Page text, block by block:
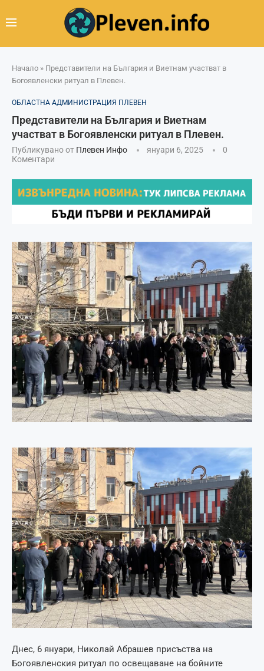
Начало » Представители на България и Виетнам участват в
Богоявленски ритуал в Плевен.
ОБЛАСТНА АДМИНИСТРАЦИЯ ПЛЕВЕН
Представители на България и Виетнам
участват в Богоявленски ритуал в Плевен.
Публикувано от Плевен Инфо януари 6, 2025
0
Коментари
Днес, 6 януари, Николай Абрашев присъства на
Богоявленския ритуал по освещаване на бойните